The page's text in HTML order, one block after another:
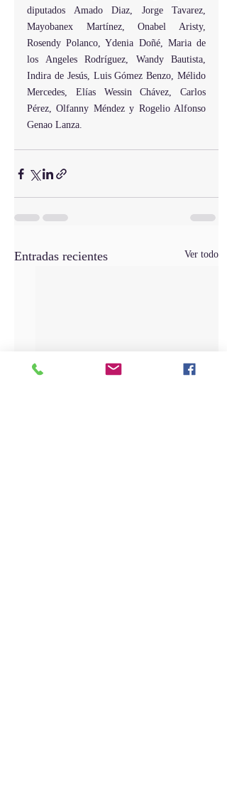
diputados Amado Diaz, Jorge Tavarez,
Mayobanex Martínez, Onabel Aristy,
Rosendy Polanco, Ydenia Doñé, Maria de
los Angeles Rodríguez, Wandy Bautista,
Indira de Jesús, Luis Gómez Benzo, Mélido
Mercedes, Elías Wessin Chávez, Carlos
Pérez, Olfanny Méndez y Rogelio Alfonso
Genao Lanza.
Entradas recientes Ver todo